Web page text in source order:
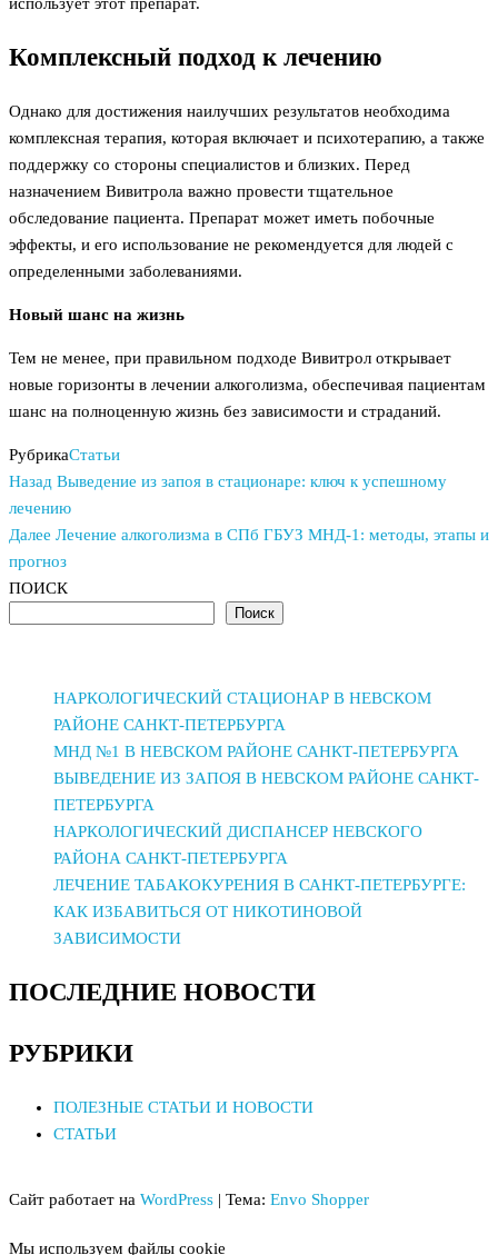
Комплексный подход к лечению
Однако для достижения наилучших результатов необходима
комплексная терапия, которая включает и психотерапию, а также
поддержку со стороны специалистов и близких. Перед
назначением Вивитрола важно провести тщательное
обследование пациента. Препарат может иметь побочные
эффекты, и его использование не рекомендуется для людей с
определенными заболеваниями.
Новый шанс на жизнь
Тем не менее, при правильном подходе Вивитрол открывает
новые горизонты в лечении алкоголизма, обеспечивая пациентам
шанс на полноценную жизнь без зависимости и страданий.
РубрикаСтатьи
Навигация
по
записям
Предыдущая
запись
Назад Выведение из запоя в стационаре: ключ к успешному
лечению
Следующая
запись
Далее Лечение алкоголизма в СПб ГБУЗ МНД-1: методы, этапы и
прогноз
ПОИСК
Поиск
НАРКОЛОГИЧЕСКИЙ СТАЦИОНАР В НЕВСКОМ
РАЙОНЕ САНКТ-ПЕТЕРБУРГА
МНД №1 В НЕВСКОМ РАЙОНЕ САНКТ-ПЕТЕРБУРГА
ВЫВЕДЕНИЕ ИЗ ЗАПОЯ В НЕВСКОМ РАЙОНЕ САНКТ-
ПЕТЕРБУРГА
НАРКОЛОГИЧЕСКИЙ ДИСПАНСЕР НЕВСКОГО
РАЙОНА САНКТ-ПЕТЕРБУРГА
ЛЕЧЕНИЕ ТАБАКОКУРЕНИЯ В САНКТ-ПЕТЕРБУРГЕ:
КАК ИЗБАВИТЬСЯ ОТ НИКОТИНОВОЙ
ЗАВИСИМОСТИ
ПОСЛЕДНИЕ НОВОСТИ
РУБРИКИ
ПОЛЕЗНЫЕ СТАТЬИ И НОВОСТИ
СТАТЬИ
Сайт работает на WordPress | Тема: Envo Shopper
Мы используем файлы cookie